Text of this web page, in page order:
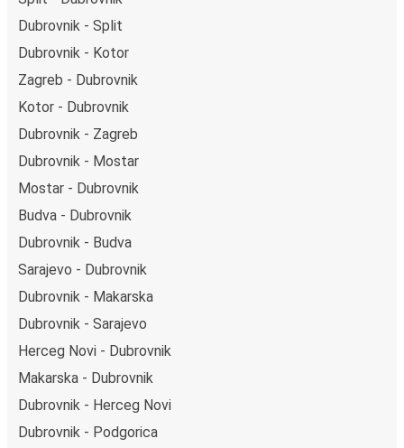
Apple Pay.
Dubrovnik - Split
Dubrovnik - Kotor
Zagreb - Dubrovnik
Kotor - Dubrovnik
Dubrovnik - Zagreb
Dubrovnik - Mostar
Mostar - Dubrovnik
Budva - Dubrovnik
Dubrovnik - Budva
Sarajevo - Dubrovnik
Dubrovnik - Makarska
Dubrovnik - Sarajevo
Herceg Novi - Dubrovnik
Makarska - Dubrovnik
Dubrovnik - Herceg Novi
Dubrovnik - Podgorica